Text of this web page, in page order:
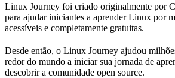
Linux Journey foi criado originalmente por
para ajudar iniciantes a aprender Linux por
acessíveis e completamente gratuitas.
Desde então, o Linux Journey ajudou
redor do mundo a iniciar sua jornada de
descobrir a comunidade open source.